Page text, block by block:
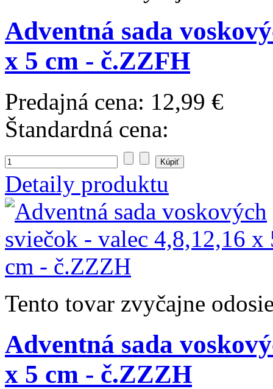
Adventná sada
x 5 cm - č.ZZFH
Predajná cena: 12,99 €
Štandardná cena:
Detaily produktu
Tento tovar zvyčajne
Adventná sada
x 5 cm - č.ZZZH